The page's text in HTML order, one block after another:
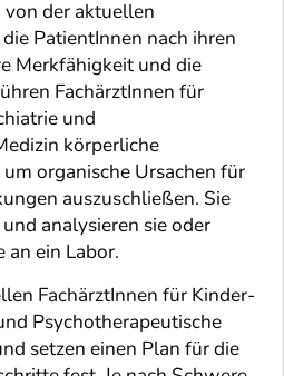
von der aktuellen
PatientInnen nach ihren
Merkfähigkeit und die
FachärztInnen für
und
körperliche
organische Ursachen für
auszuschließen. Sie
analysieren sie oder
an ein Labor.
FachärztInnen für Kinder-
Psychotherapeutische
setzen einen Plan für die